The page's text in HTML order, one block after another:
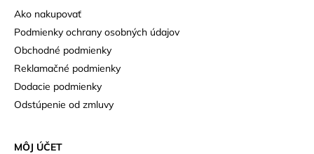
Ako nakupovať
Podmienky ochrany osobných údajov
Obchodné podmienky
Reklamačné podmienky
Dodacie podmienky
Odstúpenie od zmluvy
MÔJ ÚČET